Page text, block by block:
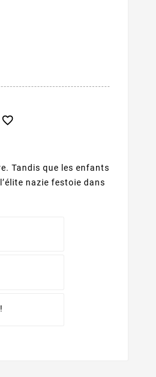

Tandis que les enfants
nazie festoie dans